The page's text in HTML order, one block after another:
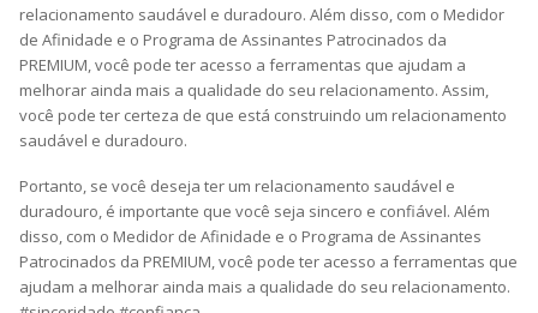
relacionamento saudável e duradouro. Além disso, com o Medidor
de Afinidade e o Programa de Assinantes Patrocinados da
PREMIUM, você pode ter acesso a ferramentas que ajudam a
melhorar ainda mais a qualidade do seu relacionamento. Assim,
você pode ter certeza de que está construindo um relacionamento
saudável e duradouro.
Portanto, se você deseja ter um relacionamento saudável e
duradouro, é importante que você seja sincero e confiável. Além
disso, com o Medidor de Afinidade e o Programa de Assinantes
Patrocinados da PREMIUM, você pode ter acesso a ferramentas que
ajudam a melhorar ainda mais a qualidade do seu relacionamento.